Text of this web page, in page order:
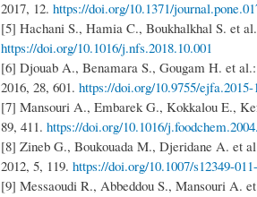
2017, 12. https://doi.org/10.1371/
[5] Hachani S., Hamia C., Boukhalkhal S. et
https://doi.org/10.1016/j.nfs.2018.10.001
[6] Djouab A., Benamara S., Gougam H. et
2016, 28, 601. https://doi.org/10.9755/ejfa.2015-
[7] Mansouri A., Embarek G., Kokkalou E.,
89, 411. https://doi.org/10.1016/
[8] Zineb G., Boukouada M., Djeridane A. et
2012, 5, 119. https://doi.org/10.1007/s12349-
[9] Messaoudi R., Abbeddou S., Mansouri A.